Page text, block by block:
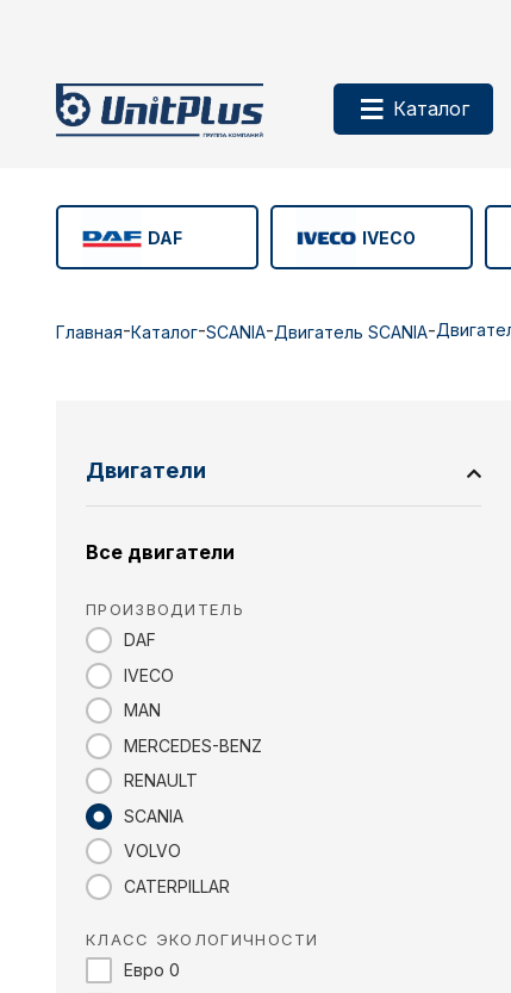
Каталог
DAF IVECO
Главная-Каталог-SCANIA-Двигатель SCANIA-
Двигатели
Все двигатели
ПРОИЗВОДИТЕЛЬ
DAF
IVECO
MAN
MERCEDES-BENZ
RENAULT
SCANIA
VOLVO
CATERPILLAR
КЛАСС ЭКОЛОГИЧНОСТИ
Евро 0